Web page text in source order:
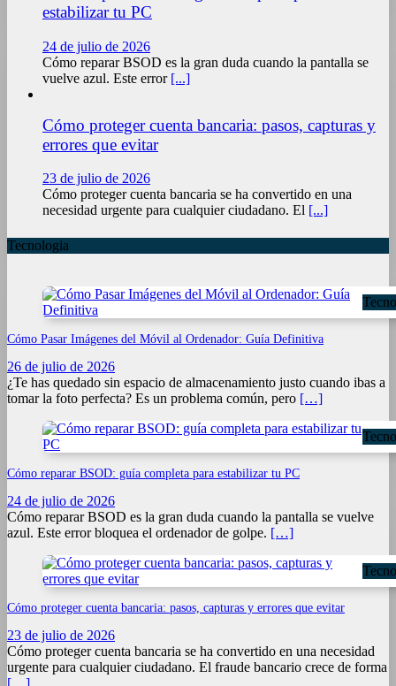
estabilizar tu PC
24 de julio de 2026
Cómo reparar BSOD es la gran duda cuando la pantalla se
vuelve azul. Este error [...]
Cómo proteger cuenta bancaria: pasos, capturas y
errores que evitar
23 de julio de 2026
Cómo proteger cuenta bancaria se ha convertido en una
necesidad urgente para cualquier ciudadano. El [...]
Tecnologia
Cómo Pasar Imágenes del Móvil al Ordenador: Guía Definitiva
26 de julio de 2026
¿Te has quedado sin espacio de almacenamiento justo cuando ibas a
tomar la foto perfecta? Es un problema común, pero […]
Cómo reparar BSOD: guía completa para estabilizar tu PC
24 de julio de 2026
Cómo reparar BSOD es la gran duda cuando la pantalla se vuelve
azul. Este error bloquea el ordenador de golpe. […]
Cómo proteger cuenta bancaria: pasos, capturas y errores que evitar
23 de julio de 2026
Cómo proteger cuenta bancaria se ha convertido en una necesidad
urgente para cualquier ciudadano. El fraude bancario crece de forma
[…]